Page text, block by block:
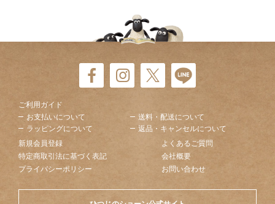
ご利用ガイド
お支払いについて
送料・配送について
ラッピングについて
返品・キャンセルについて
新規会員登録
よくあるご質問
特定商取引法に基づく表記
会社概要
プライバシーポリシー
お問い合わせ